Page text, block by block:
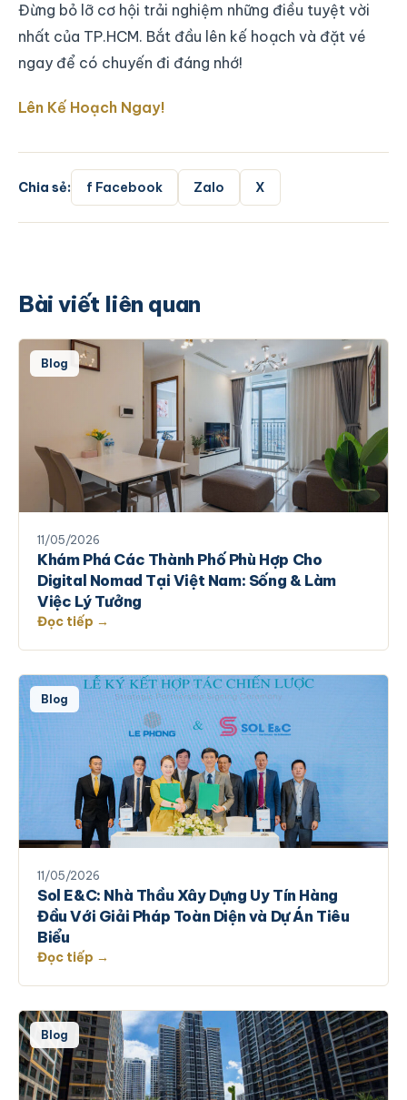
Đừng bỏ lỡ cơ hội trải nghiệm những điều tuyệt vời
nhất của TP.HCM. Bắt đầu lên kế hoạch và đặt vé
ngay để có chuyến đi đáng nhớ!
Lên Kế Hoạch Ngay!
Chia sẻ: f Facebook Zalo X
Bài viết liên quan
Blog
11/05/2026
Khám Phá Các Thành Phố Phù Hợp Cho
Digital Nomad Tại Việt Nam: Sống & Làm
Việc Lý Tưởng
Đọc tiếp →
Blog
11/05/2026
Sol E&C: Nhà Thầu Xây Dựng Uy Tín Hàng
Đầu Với Giải Pháp Toàn Diện và Dự Án Tiêu
Biểu
Đọc tiếp →
Blog